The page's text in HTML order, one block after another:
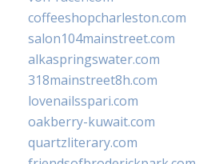
coffeeshopcharleston.com
salon104mainstreet.com
alkaspringswater.com
318mainstreet8h.com
lovenailsspari.com
oakberry-kuwait.com
quartzliterary.com